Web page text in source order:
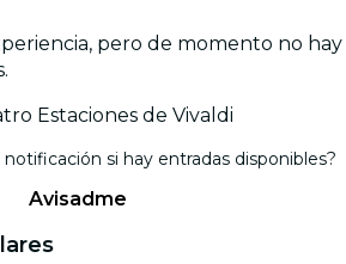
pero de momento no hay
Estaciones de Vivaldi
si hay entradas disponibles?
Avisadme